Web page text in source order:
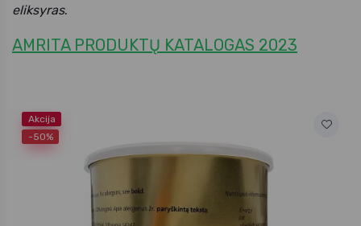
eliksyras.
AMRITA PRODUKTŲ KATALOGAS 2023
Akcija
-50%